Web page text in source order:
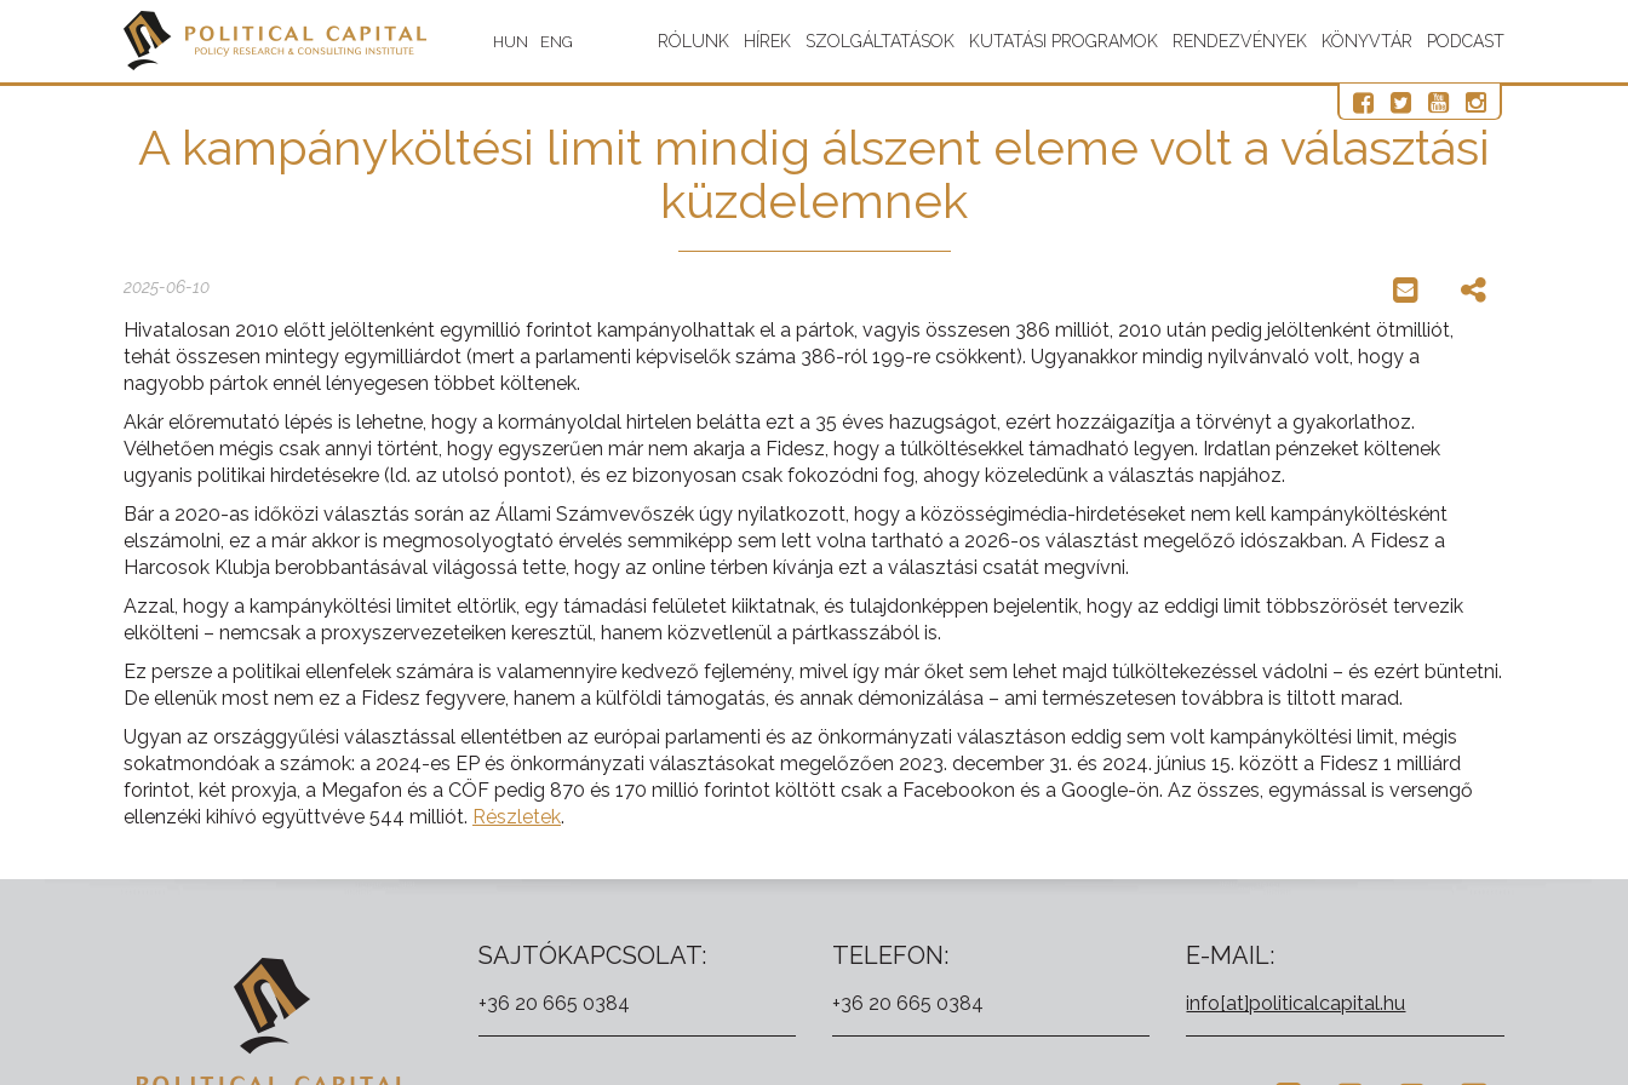
HUN ENG RÓLUNK HÍREK SZOLGÁLTATÁSOK KUTATÁSI PROGRAMOK RENDEZVÉNYEK KÖNYVTÁR PODCAST
A kampányköltési limit mindig álszent eleme volt a választási
küzdelemnek
2025-06-10
Hivatalosan 2010 előtt jelöltenként egymillió forintot kampányolhattak el a pártok, vagyis összesen 386 milliót, 2010 után pedig jelöltenként ötmilliót,
tehát összesen mintegy egymilliárdot (mert a parlamenti képviselők száma 386-ról 199-re csökkent). Ugyanakkor mindig nyilvánvaló volt, hogy a
nagyobb pártok ennél lényegesen többet költenek.
Akár előremutató lépés is lehetne, hogy a kormányoldal hirtelen belátta ezt a 35 éves hazugságot, ezért hozzáigazítja a törvényt a gyakorlathoz.
Vélhetően mégis csak annyi történt, hogy egyszerűen már nem akarja a Fidesz, hogy a túlköltésekkel támadható legyen. Irdatlan pénzeket költenek
ugyanis politikai hirdetésekre (ld. az utolsó pontot), és ez bizonyosan csak fokozódni fog, ahogy közeledünk a választás napjához.
Bár a 2020-as időközi választás során az Állami Számvevőszék úgy nyilatkozott, hogy a közösségimédia-hirdetéseket nem kell kampányköltésként
elszámolni, ez a már akkor is megmosolyogtató érvelés semmiképp sem lett volna tartható a 2026-os választást megelőző idószakban. A Fidesz a
Harcosok Klubja berobbantásával világossá tette, hogy az online térben kívánja ezt a választási csatát megvívni.
Azzal, hogy a kampányköltési limitet eltörlik, egy támadási felületet kiiktatnak, és tulajdonképpen bejelentik, hogy az eddigi limit többszörösét tervezik
elkölteni – nemcsak a proxyszervezeteiken keresztül, hanem közvetlenül a pártkasszából is.
Ez persze a politikai ellenfelek számára is valamennyire kedvező fejlemény, mivel így már őket sem lehet majd túlköltekezéssel vádolni – és ezért büntetni.
De ellenük most nem ez a Fidesz fegyvere, hanem a külföldi támogatás, és annak démonizálása – ami természetesen továbbra is tiltott marad.
Ugyan az országgyűlési választással ellentétben az európai parlamenti és az önkormányzati választáson eddig sem volt kampányköltési limit, mégis
sokatmondóak a számok: a 2024-es EP és önkormányzati választásokat megelőzően 2023. december 31. és 2024. június 15. között a Fidesz 1 milliárd
forintot, két proxyja, a Megafon és a CÖF pedig 870 és 170 millió forintot költött csak a Facebookon és a Google-ön. Az összes, egymással is versengő
ellenzéki kihívó együttvéve 544 milliót. Részletek.
SAJTÓKAPCSOLAT:
+36 20 665 0384
TELEFON:
+36 20 665 0384
E-MAIL:
info[at]politicalcapital.hu